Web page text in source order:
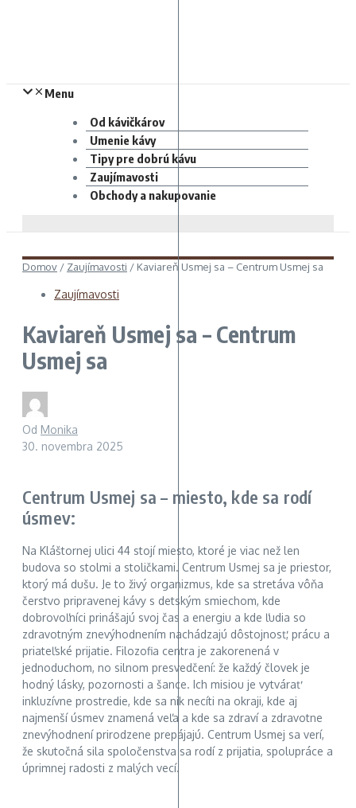
Menu
Od kávičkárov
Umenie kávy
Tipy pre dobrú kávu
Zaujímavosti
Obchody a nakupovanie
Domov / Zaujímavosti / Kaviareň Usmej sa – Centrum Usmej sa
Zaujímavosti
Kaviareň Usmej sa – Centrum
Usmej sa
Od Monika
30. novembra 2025
Centrum Usmej sa – miesto, kde sa rodí
úsmev:
Na Kláštornej ulici 44 stojí miesto, ktoré je viac než len
budova so stolmi a stoličkami. Centrum Usmej sa je priestor,
ktorý má dušu. Je to živý organizmus, kde sa stretáva vôňa
čerstvo pripravenej kávy s detským smiechom, kde
dobrovoľníci prinášajú svoj čas a energiu a kde ľudia so
zdravotným znevýhodnením nachádzajú dôstojnosť, prácu a
priateľské prijatie. Filozofia centra je zakorenená v
jednoduchom, no silnom presvedčení: že každý človek je
hodný lásky, pozornosti a šance. Ich misiou je vytvárať
inkluzívne prostredie, kde sa nik necíti na okraji, kde aj
najmenší úsmev znamená veľa a kde sa zdraví a zdravotne
znevýhodnení prirodzene prepájajú. Centrum Usmej sa verí,
že skutočná sila spoločenstva sa rodí z prijatia, spolupráce a
úprimnej radosti z malých vecí.